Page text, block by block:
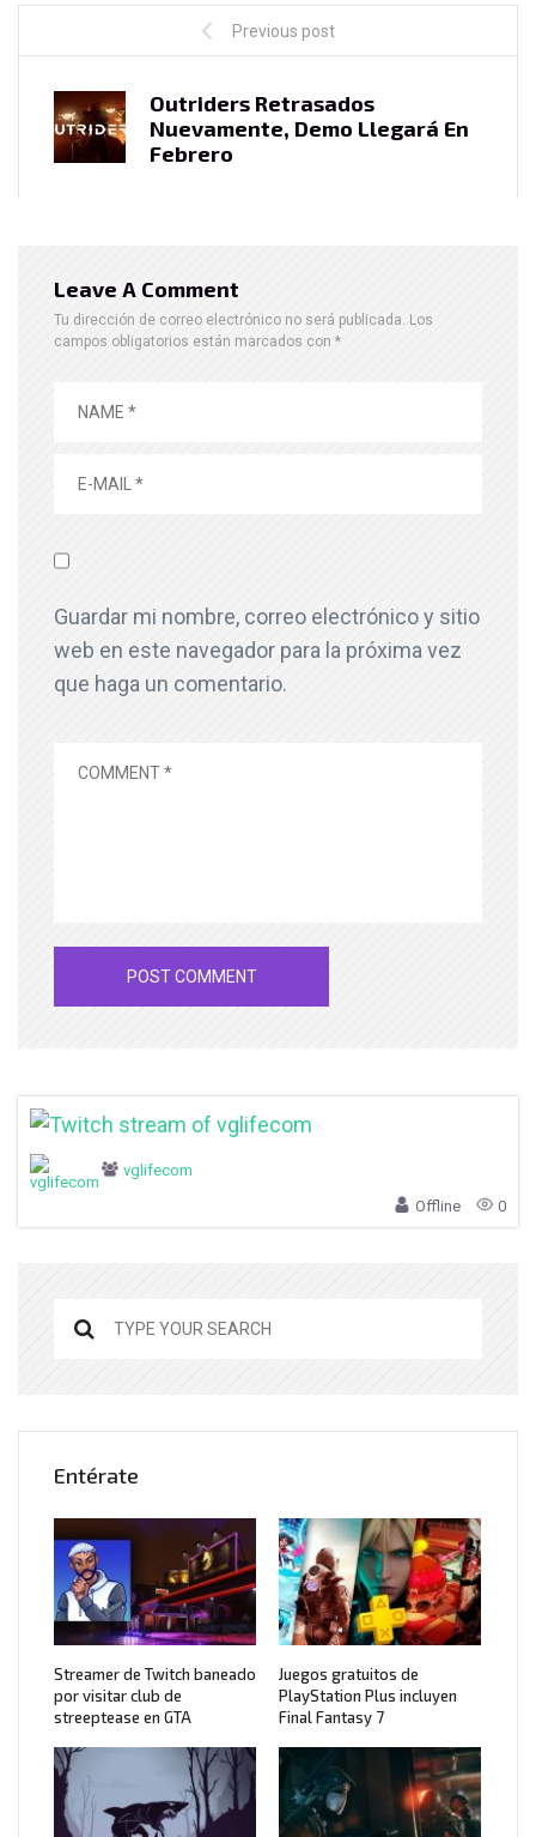
Previous post
Outriders Retrasados ​​
Nuevamente, Demo Llegará En
Febrero
Leave A Comment
Tu dirección de correo electrónico no será publicada. Los
campos obligatorios están marcados con *
Guardar mi nombre, correo electrónico y sitio
web en este navegador para la próxima vez
que haga un comentario.
vglifecom
Offline 0
Entérate
Streamer de Twitch baneado
por visitar club de
streeptease en GTA
Juegos gratuitos de
PlayStation Plus incluyen
Final Fantasy 7